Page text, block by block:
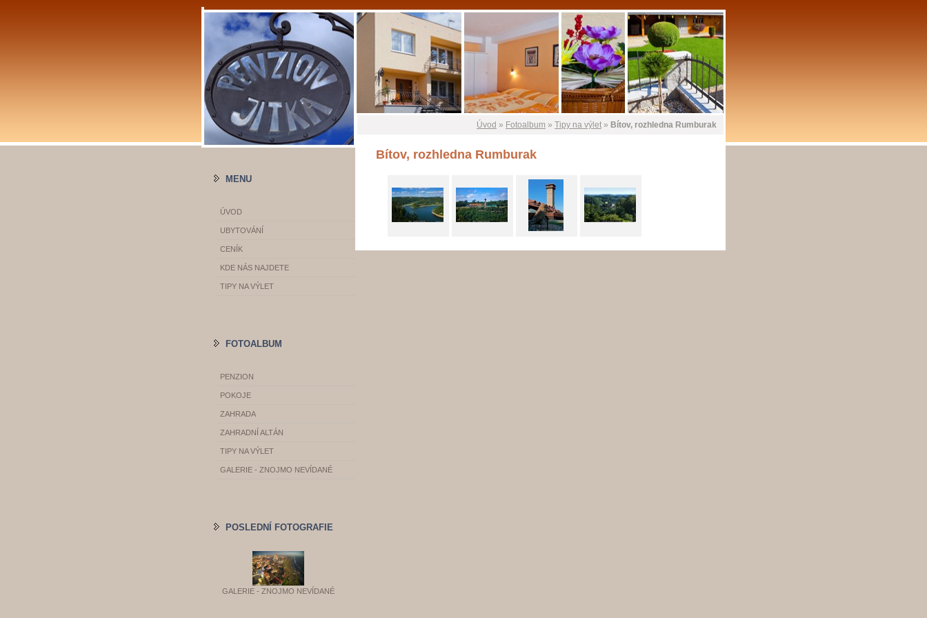
Úvod » Fotoalbum » Tipy na výlet » Bítov, rozhledna Rumburak
Bítov, rozhledna Rumburak
MENU
ÚVOD
UBYTOVÁNÍ
CENÍK
KDE NÁS NAJDETE
TIPY NA VÝLET
FOTOALBUM
PENZION
POKOJE
ZAHRADA
ZAHRADNÍ ALTÁN
TIPY NA VÝLET
GALERIE - ZNOJMO NEVÍDANÉ
POSLEDNÍ FOTOGRAFIE
GALERIE - ZNOJMO NEVÍDANÉ